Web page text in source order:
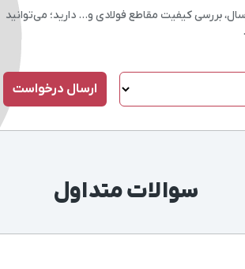
بررسی کیفیت مقاطع فولادی و… دارید؛ می‌توانید
سوالات متداول